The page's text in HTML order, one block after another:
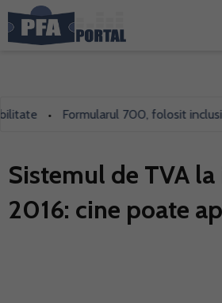
• Formularul 700, folosit inclusiv
Sistemul de TVA la
2016: cine poate